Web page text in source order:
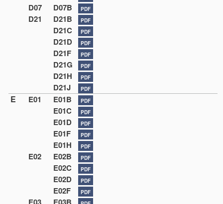
D07 D07B PDF
D21 D21B PDF
D21C PDF
D21D PDF
D21F PDF
D21G PDF
D21H PDF
D21J PDF
E E01 E01B PDF
E01C PDF
E01D PDF
E01F PDF
E01H PDF
E02 E02B PDF
E02C PDF
E02D PDF
E02F PDF